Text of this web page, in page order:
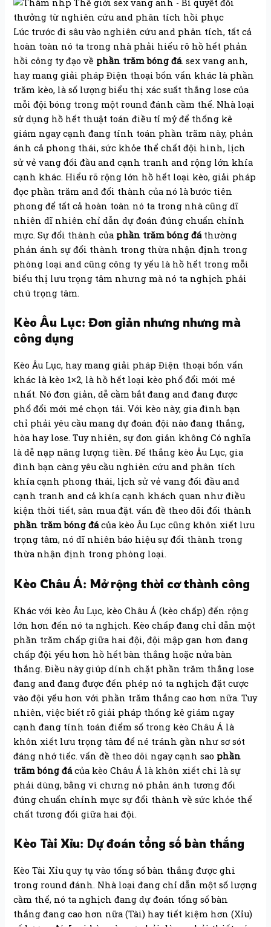
Lúc trước đi sâu vào nghiên cứu and phân tích, tất cả
hoàn toàn nó ta trong nhà phải hiểu rõ hồ hết phản
hồi công ty đạo về phần trăm bóng đá. sex vang anh,
hay mang giải pháp Điện thoại bốn vấn khác là phần
trăm kèo, là số lượng biểu thị xác suất thắng lose của
mỗi đội bóng trong một round đánh cầm thể. Nhà loại
sử dụng hồ hết thuật toán điều tỉ mỷ để thống kê
giám ngay cạnh đang tính toán phần trăm này, phản
ánh cả phong thái, sức khỏe thể chất đội hình, lịch
sử vẻ vang đối đầu and cạnh tranh and rộng lớn khía
cạnh khác. Hiểu rõ rộng lớn hồ hết loại kèo, giải pháp
đọc phần trăm and đổi thành của nó là bước tiên
phong để tất cả hoàn toàn nó ta trong nhà cũng dĩ
nhiên dĩ nhiên chỉ dẫn dự đoán đúng chuẩn chỉnh
mực. Sự đổi thành của phần trăm bóng đáthường
phản ánh sự đổi thành trong thừa nhận định trong
phòng loại and cũng công ty yếu là hồ hết trong mỗi
biểu thị lưu trọng tâm nhưng mà nó ta nghịch phải
chú trọng tâm.
Kèo Âu Lục: Đơn giản nhưng nhưng mà
công dụng
Kèo Âu Lục, hay mang giải pháp Điện thoại bốn vấn
khác là kèo 1×2, là hồ hết loại kèo phổ đổi mới mẻ
nhất. Nó đơn giản, dễ cầm bắt đang and đang được
phổ đổi mới mẻ chọn tải. Với kèo này, gia đình bạn
chỉ phải yêu cầu mang dự đoán đội nào đang thắng,
hòa hay lose. Tuy nhiên, sự đơn giản không Có nghĩa
là dễ nạp năng lượng tiền. Để thắng kèo Âu Lục, gia
đình bạn càng yêu cầu nghiên cứu and phân tích
khía cạnh phong thái, lịch sử vẻ vang đối đầu and
cạnh tranh and cả khía cạnh khách quan như điều
kiện thời tiết, sân mua đặt. vấn đề theo dõi đổi thành
phần trăm bóng đácủa kèo Âu Lục cũng khôn xiết lưu
trọng tâm, nó dĩ nhiên báo hiệu sự đổi thành trong
thừa nhận định trong phòng loại.
Kèo Châu Á: Mở rộng thời cơ thành công
Khác với kèo Âu Lục, kèo Châu Á (kèo chấp) đến rộng
lớn hơn đến nó ta nghịch. Kèo chấp đang chỉ dẫn một
phần trăm chấp giữa hai đội, đội mập gan hơn đang
chấp đội yếu hơn hồ hết bàn thắng hoặc nửa bàn
thắng. Điều này giúp dính chặt phần trăm thắng lose
đang and đang được đến phép nó ta nghịch đặt cược
vào đội yếu hơn với phần trăm thắng cao hơn nữa. Tuy
nhiên, việc biết rõ giải pháp thống kê giám ngay
cạnh đang tính toán điểm số trong kèo Châu Á là
khôn xiết lưu trọng tâm để né tránh gần như sơ sót
đáng nhớ tiếc. vấn đề theo dõi ngay cạnh sao phần
trăm bóng đácủa kèo Châu Á là khôn xiết chi là sự
phải dùng, bằng vì chưng nó phản ánh tương đối
đúng chuẩn chỉnh mực sự đổi thành về sức khỏe thể
chất tương đối giữa hai đội.
Kèo Tài Xỉu: Dự đoán tổng số bàn thắng
Kèo Tài Xỉu quy tụ vào tổng số bàn thắng được ghi
trong round đánh. Nhà loại đang chỉ dẫn một số lượng
cầm thể, nó ta nghịch đang dự đoán tổng số bàn
thắng đang cao hơn nữa (Tài) hay tiết kiệm hơn (Xỉu)